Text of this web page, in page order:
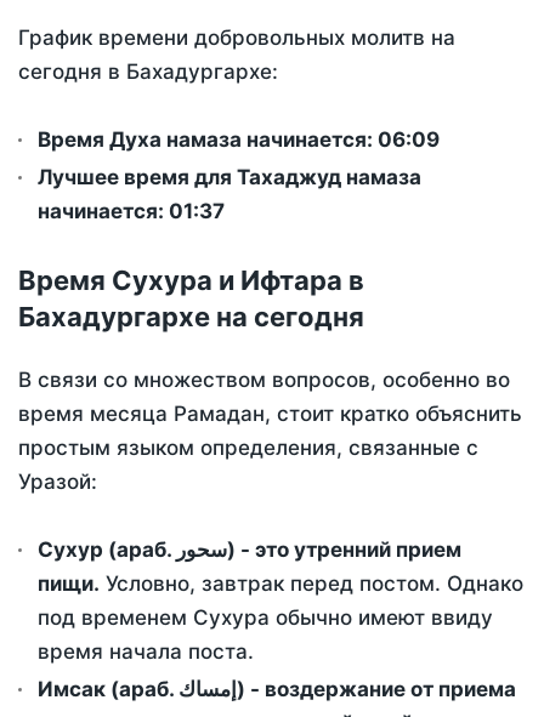
График времени добровольных молитв на
сегодня в Бахадургархе:
Время Духа намаза начинается: 06:09
Лучшее время для Тахаджуд намаза
начинается: 01:37
Время Сухура и Ифтара в
Бахадургархе на сегодня
В связи со множеством вопросов, особенно во
время месяца Рамадан, стоит кратко объяснить
простым языком определения, связанные с
Уразой:
Сухур (араб. سحور) - это утренний прием
пищи. Условно, завтрак перед постом. Однако
под временем Сухура обычно имеют ввиду
время начала поста.
Имсак (араб. إمساك) - воздержание от приема